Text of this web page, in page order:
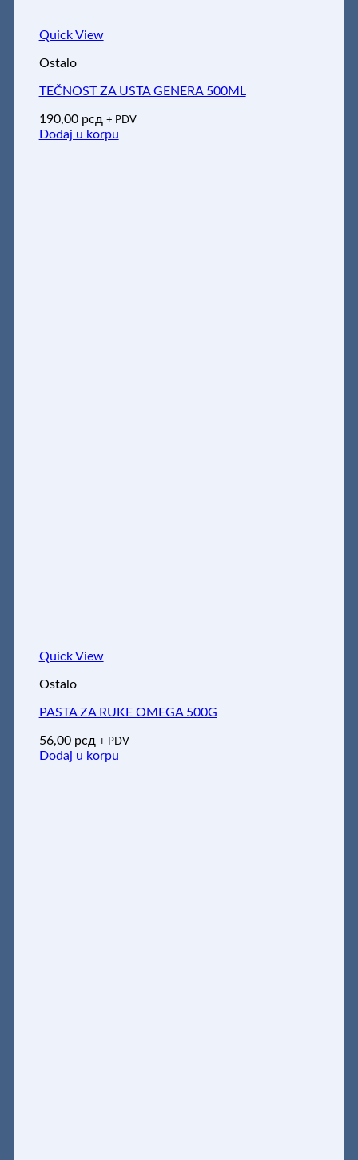
Quick View
Ostalo
TEČNOST ZA USTA GENERA 500ML
190,00 рсд + PDV
Dodaj u korpu
Quick View
Ostalo
PASTA ZA RUKE OMEGA 500G
56,00 рсд + PDV
Dodaj u korpu